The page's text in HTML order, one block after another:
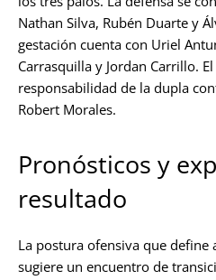
Nathan Silva, Rubén Duarte y
gestación cuenta con Uriel
Carrasquilla y Jordan Carrillo.
responsabilidad de la dupla
Robert Morales.
Pronósticos y
resultado
La postura ofensiva que define
sugiere un encuentro de